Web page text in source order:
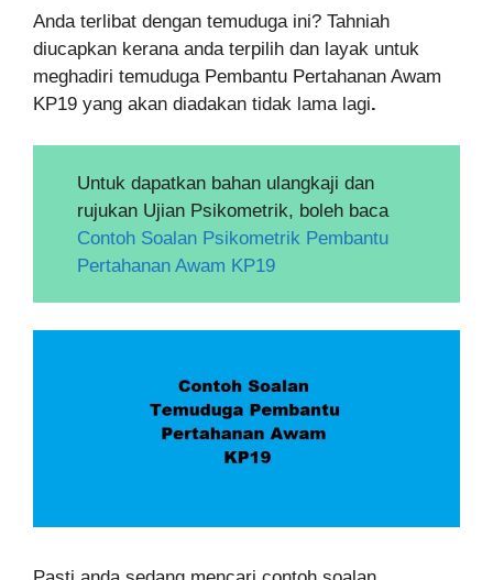
Anda terlibat dengan temuduga ini? Tahniah
diucapkan kerana anda terpilih dan layak untuk
meghadiri temuduga Pembantu Pertahanan Awam
KP19 yang akan diadakan tidak lama lagi.
Untuk dapatkan bahan ulangkaji dan
rujukan Ujian Psikometrik, boleh baca
Contoh Soalan Psikometrik Pembantu
Pertahanan Awam KP19